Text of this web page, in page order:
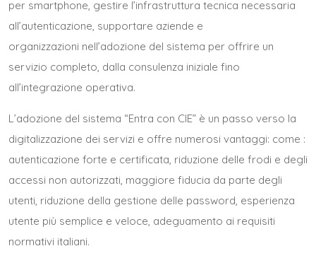
per smartphone, gestire l’infrastruttura tecnica necessaria
all’autenticazione, supportare aziende e
organizzazioni nell’adozione del sistema per offrire un
servizio completo, dalla consulenza iniziale fino
all’integrazione operativa.
L’adozione del sistema “Entra con CIE” è un passo verso la
digitalizzazione dei servizi e offre numerosi vantaggi: come :
autenticazione forte e certificata, riduzione delle frodi e degli
accessi non autorizzati, maggiore fiducia da parte degli
utenti, riduzione della gestione delle password, esperienza
utente più semplice e veloce, adeguamento ai requisiti
normativi italiani.